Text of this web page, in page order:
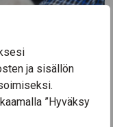
ja sisällön
”Hyväksy
alkamiseen asti.
omat VIP-